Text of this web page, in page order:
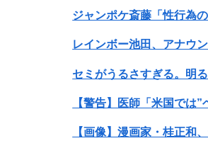
ジャンポケ斎藤「性行為
レインボー池田、アナウ
【警告】医師「米国では